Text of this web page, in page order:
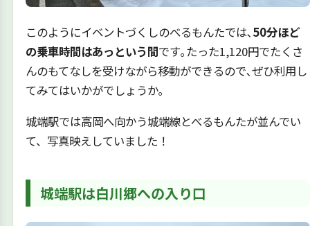
このようにイベントづくしのべるもんたでは､50分ほど
の乗車時間はあっという間です｡たった1,120円でたくさ
んのもてなしを受けながら移動ができるので､ぜひ利用し
てみてはいかがでしょうか｡
城端駅では高岡へ向かう城端線とべるもんたが並んでい
て、写真映えしていました！
城端駅は白川郷への入り口